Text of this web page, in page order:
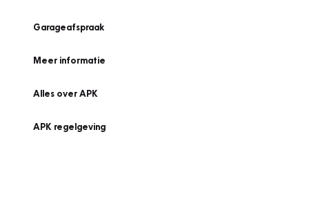
Garageafspraak
Meer informatie
Alles over APK
APK regelgeving